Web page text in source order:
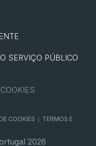
SERVIÇO PÚBLICO
COOKIES
TERMOS E
2026